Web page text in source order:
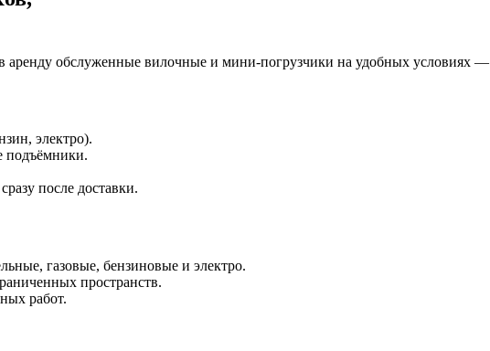
обслуженные вилочные и мини‑погрузчики на удобных условиях —
электро).
подъёмники.
после доставки.
газовые, бензиновые и электро.
пространств.
работ.